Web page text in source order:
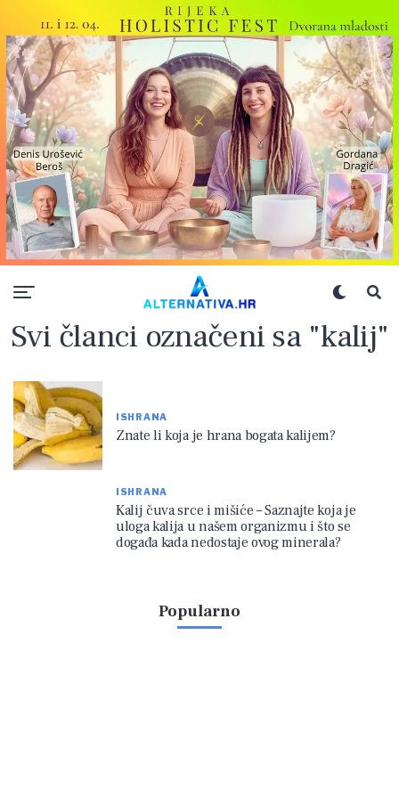
Svi članci označeni sa "kalij"
ISHRANA
Znate li koja je hrana bogata kalijem?
ISHRANA
Kalij čuva srce i mišiće – Saznajte koja je
uloga kalija u našem organizmu i što se
događa kada nedostaje ovog minerala?
Popularno